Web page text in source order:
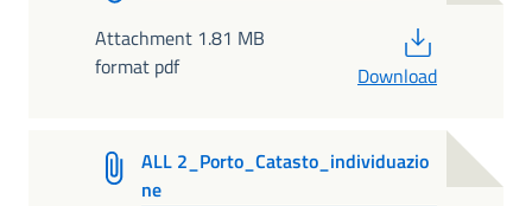
Attachment 1.81 MB
format pdf
Download
ALL 2_Porto_Catasto_individuazio
ne